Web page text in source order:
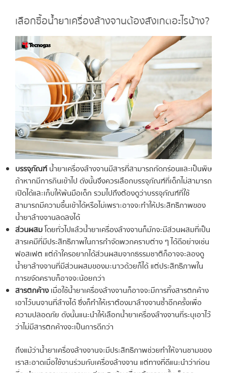
เลือกซื้อน้ำยาเครื่องล้างจานต้องสังเกตอะไรบ้าง?
บรรจุภัณฑ์น้ำยาเครื่องล้างจานมีสารที่สามารถกัดกร่อนและเป็นพิษ
ถ้าหากมีการกินเข้าไป ดังนั้นจึงควรเลือกบรรจุภัณฑ์ที่เด็กไม่สามารถ
เปิดได้และเก็บให้พ้นมือเด็ก รวมไปถึงต้องดูว่าบรรจุภัณฑ์ที่ใช้
สามารถมีความชื้นเข้าได้หรือไม่เพราะอาจจะทำให้ประสิทธิภาพของ
น้ำยาล้างจานลดลงได้
ส่วนผสมโดยทั่วไปแล้วน้ำยาเครื่องล้างจานก็มักจะมีส่วนผสมที่เป็น
สารเคมีที่มีประสิทธิภาพในการกำจัดพวกคราบต่าง ๆ ได้ดีอย่างเช่น
ฟอสเฟต แต่ถ้าใครอยากได้ส่วนผสมจากธรรมชาติก็อาจจะลองดู
น้ำยาล้างจานที่มีส่วนผสมของมะนาวด้วยก็ได้ แต่ประสิทธิภาพใน
การขจัดคราบก็อาจจะน้อยกว่า
สารตกค้างเมื่อใช้น้ำยาเครื่องล้างจานก็อาจจะมีการทิ้งสารตกค้าง
เอาไว้บนจานที่ล้างได้ ซึ่งก็ทำให้เราต้องมาล้างจานซ้ำอีกครั้งเพื่อ
ความปลอดภัย ดังนั้นแนะนำให้เลือกน้ำยาเครื่องล้างจานที่ระบุเอาไว้
ว่าไม่มีสารตกค้างจะเป็นการดีกว่า
ถึงแม้ว่าน้ำยาเครื่องล้างจานจะมีประสิทธิภาพช่วยทำให้จานชามของ
เราสะอาดเมื่อใช้งานร่วมกับเครื่องล้างจาน แต่ทางที่ดีแนะนำว่าก่อน